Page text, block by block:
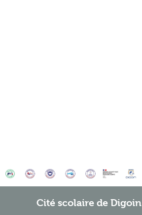
Cité scolaire de Digoin